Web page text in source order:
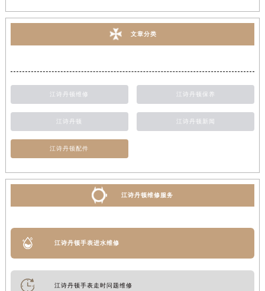
文章分类
江诗丹顿维修 江诗丹顿保养
江诗丹顿 江诗丹顿新闻
江诗丹顿配件
江诗丹顿维修服务
江诗丹顿手表进水维修
江诗丹顿手表走时问题维修